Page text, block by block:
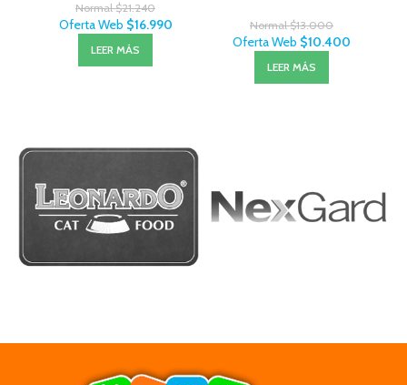
Normal$21.240
Oferta Web $16.990
LEER MÁS
Normal$13.000
Oferta Web $10.400
LEER MÁS